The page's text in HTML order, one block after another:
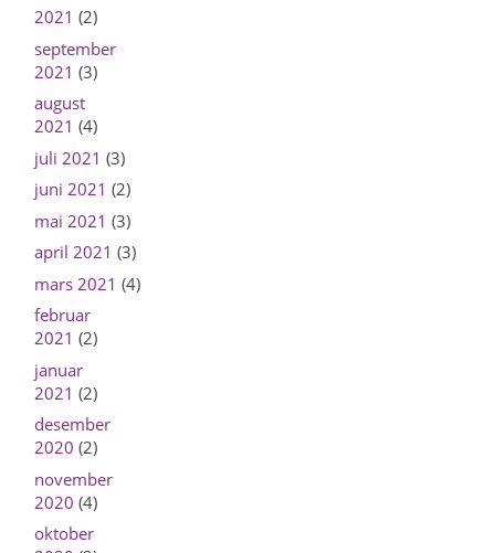
2021 (2)
september
2021 (3)
august
2021 (4)
juli 2021 (3)
juni 2021 (2)
mai 2021 (3)
april 2021 (3)
mars 2021 (4)
februar
2021 (2)
januar
2021 (2)
desember
2020 (2)
november
2020 (4)
oktober